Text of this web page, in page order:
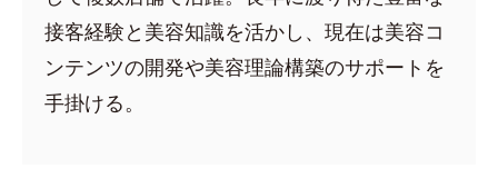
接客経験と美容知識を活かし、現在は美容コ
ンテンツの開発や美容理論構築のサポートを
手掛ける。